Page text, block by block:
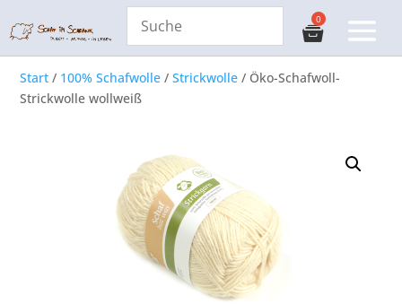
Start / 100% Schafwolle /Strickwolle / Öko-Schafwoll-
Strickwolle wollweiß